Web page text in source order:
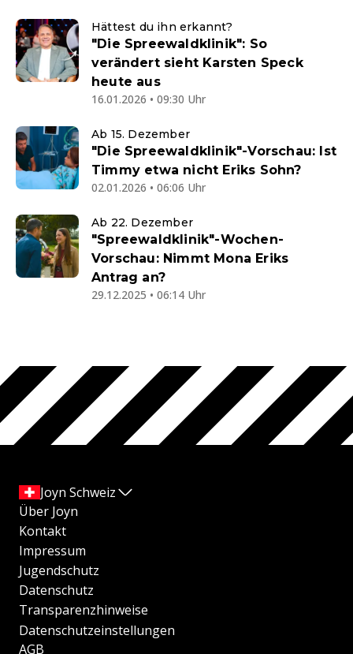
Hättest du ihn erkannt?
"Die Spreewaldklinik": So
verändert sieht Karsten Speck
heute aus
16.01.2026 • 09:30 Uhr
Ab 15. Dezember
"Die Spreewaldklinik"-Vorschau: Ist
Timmy etwa nicht Eriks Sohn?
02.01.2026 • 06:06 Uhr
Ab 22. Dezember
"Spreewaldklinik"-Wochen-
Vorschau: Nimmt Mona Eriks
Antrag an?
29.12.2025 • 06:14 Uhr
Joyn Schweiz
Über Joyn
Kontakt
Impressum
Jugendschutz
Datenschutz
Transparenzhinweise
Datenschutzeinstellungen
AGB